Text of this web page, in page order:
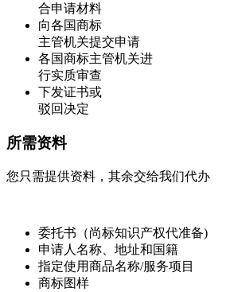
合申请材料
向各国商标
主管机关提交申请
各国商标主管机关进
行实质审查
下发证书或
驳回决定
所需资料
您只需提供资料，其余交给我们代办
委托书（尚标知识产权代准备)
申请人名称、地址和国籍
指定使用商品名称/服务项目
商标图样